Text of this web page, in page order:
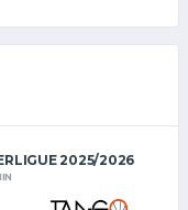
2025/2026